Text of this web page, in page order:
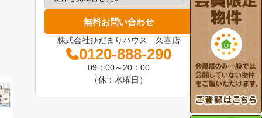
無料お問い合わせ
株式会社ひだまりハウス 久喜店
0120-888-290
09：00～20：00
（休：水曜日）